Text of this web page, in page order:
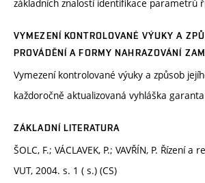
základních znalostí identifikace parametrů
VYMEZENÍ KONTROLOVANÉ VÝUKY A
PROVÁDĚNÍ A FORMY NAHRAZOVÁNÍ
Vymezení kontrolované výuky a způsob
každoročně aktualizovaná vyhláška
ZÁKLADNÍ LITERATURA
ŠOLC, F.; VÁCLAVEK, P.; VAVŘÍN, P. Řízení a
VUT, 2004. s. 1 ( s.) (CS)